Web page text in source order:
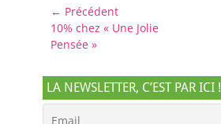
Navigation
de
l’article
← Précédent
Article
précédent :
10% chez « Une Jolie
Pensée »
LA NEWSLETTER, C’EST PAR ICI !